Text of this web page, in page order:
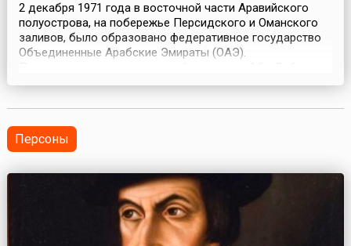
2 декабря 1971 года в восточной части Аравийского
полуострова, на побережье Персидского и Оманского
заливов, было образовано федеративное государство
Объединенные Арабские Эмираты (ОАЭ).
Дубай, Шарджа, Аджман, Эль-Фуджайра и Уммэль-
Рас-эль-Хайма. Государственное устройство
Объединенных Араб...
Персоны